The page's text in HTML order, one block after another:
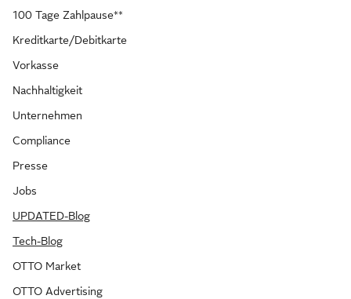
100 Tage Zahlpause**
Kreditkarte/Debitkarte
Vorkasse
Nachhaltigkeit
Unternehmen
Compliance
Presse
Jobs
UPDATED-Blog
Tech-Blog
OTTO Market
OTTO Advertising